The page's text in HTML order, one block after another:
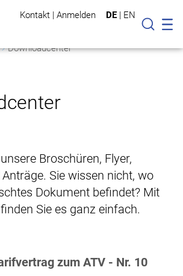
Kontakt | Anmelden DE | EN
Suche
Downloadcenter
Broschüren, Flyer,
Sie wissen nicht, wo
Dokument befindet? Mit
Sie es ganz einfach.
zum ATV - Nr. 10